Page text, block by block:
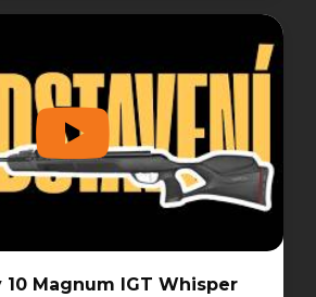
10 Magnum IGT Whisper